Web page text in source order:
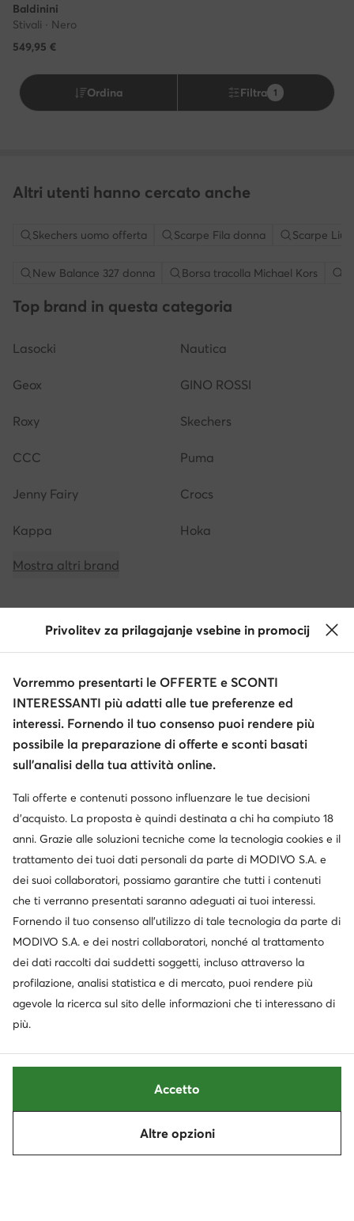
Baldinini
Stivali · Nero
549,95 €
Ordina Filtra 1
Altri utenti hanno cercato anche
Skechers uomo offerta Scarpe Fila donna Scarpe Liu
New Balance 327 donna Borsa tracolla Michael Kors
Top brand in questa categoria
Lasocki Nautica
Geox GINO ROSSI
Roxy Skechers
CCC Puma
Jenny Fairy Crocs
Kappa Hoka
Mostra altri brand
Ricevi informazioni su novità e promozioni
Iscriviti alla newsletter
Cambia paese: Italia (IT)
Scarica l'app
Servizio clienti
Chi siamo
Privolitev za prilagajanje vsebine in promocij
Vorremmo presentarti le OFFERTE e SCONTI
INTERESSANTI più adatti alle tue preferenze ed
interessi. Fornendo il tuo consenso puoi rendere più
possibile la preparazione di offerte e sconti basati
sull’analisi della tua attività online.
Tali offerte e contenuti possono influenzare le tue decisioni
d’acquisto. La proposta è quindi destinata a chi ha compiuto 18
anni. Grazie alle soluzioni tecniche come la tecnologia cookies e il
trattamento dei tuoi dati personali da parte di MODIVO S.A. e
dei suoi collaboratori, possiamo garantire che tutti i contenuti
che ti verranno presentati saranno adeguati ai tuoi interessi.
Fornendo il tuo consenso all’utilizzo di tale tecnologia da parte di
MODIVO S.A. e dei nostri collaboratori, nonché al trattamento
dei dati raccolti dai suddetti soggetti, incluso attraverso la
profilazione, analisi statistica e di mercato, puoi rendere più
agevole la ricerca sul sito delle informazioni che ti interessano di
più.
Altre opzioni
Accetto